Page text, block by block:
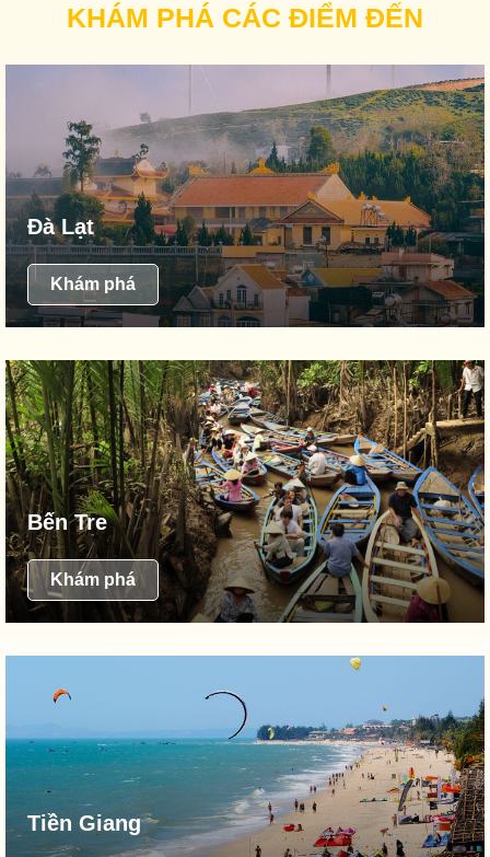
KHÁM PHÁ CÁC ĐIỂM ĐẾN
Đà Lạt
Khám phá
Bến Tre
Khám phá
Tiền Giang